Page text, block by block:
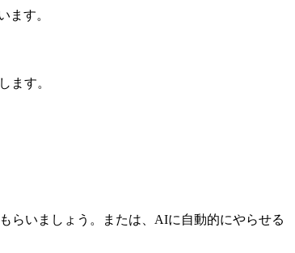
ます。
ます。
らいましょう。または、AIに自動的にやらせる